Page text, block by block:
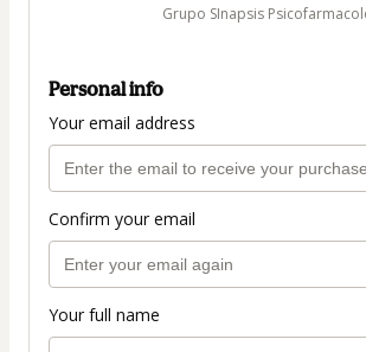
Grupo SInapsis
Personal info
Your email address
Confirm your email
Your full name